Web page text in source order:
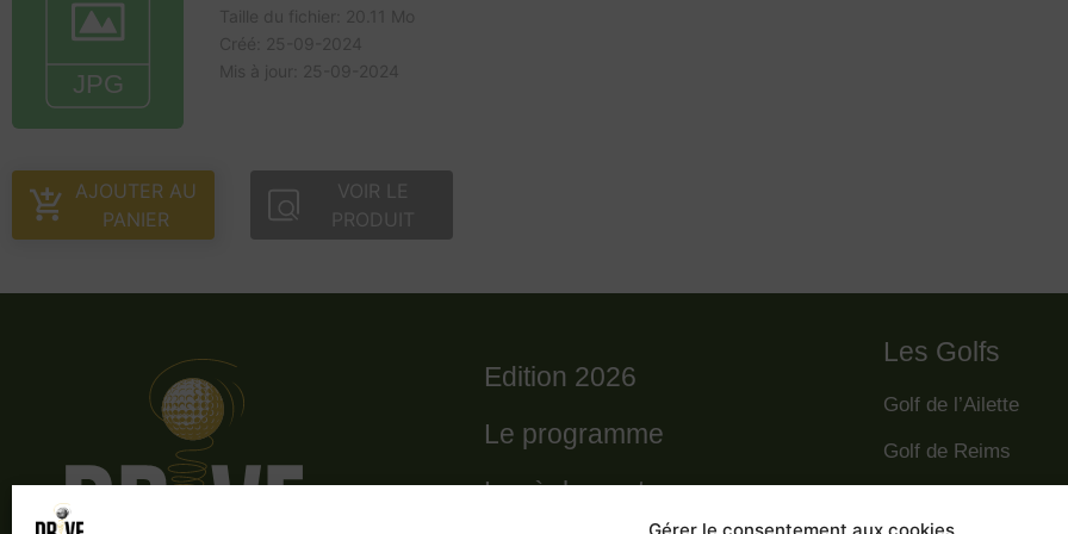
AJOUTER AU
PANIER
VOIR LE
PRODUIT
Edition 2026
Le programme
Le règlement
Les Golfs
Golf de l’Ailette
Golf de Reims